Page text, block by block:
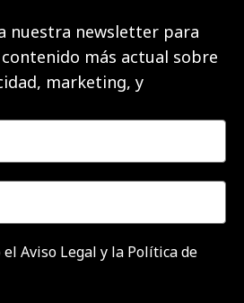
nuestra newsletter para
más actual sobre
marketing, y
el Aviso Legal y la Política de